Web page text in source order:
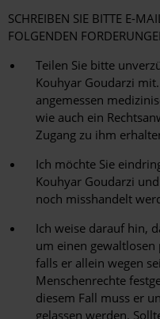
SCHREIBEN SIE BITTE E-
FOLGENDEN
Teilen Sie bitte
Kouhyar Goudarzi
angemessen
wie auch ein
Zugang zu ihm
Ich möchte Sie
Kouhyar Goudarzi
noch misshandelt
Ich weise darauf hin,
um einen
falls er allein wegen
Menschenrechte
diesem Fall muss er
gelassen werden.